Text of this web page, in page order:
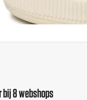
bij 8 webshops